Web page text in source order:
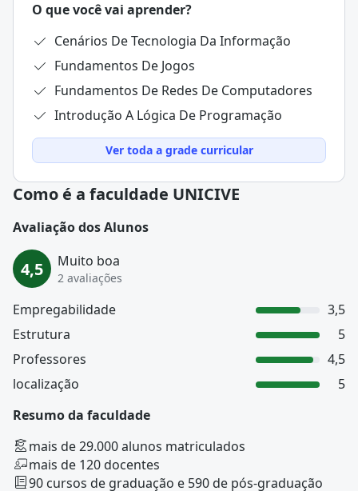
O que você vai aprender?
Cenários De Tecnologia Da Informação
Fundamentos De Jogos
Fundamentos De Redes De Computadores
Introdução A Lógica De Programação
Ver toda a grade curricular
Como é a faculdade UNICIVE
Avaliação dos Alunos
4,5 Muito boa
2 avaliações
Empregabilidade
3,5
Estrutura
5
Professores
4,5
localização
5
Resumo da faculdade
mais de 29.000 alunos matriculados
mais de 120 docentes
90 cursos de graduação e 590 de pós-graduação